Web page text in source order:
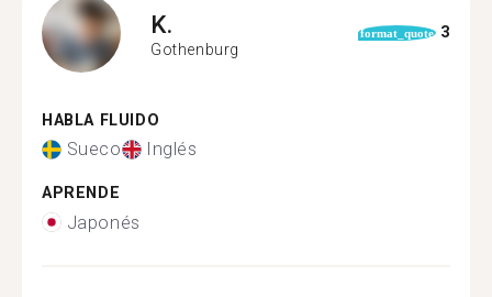
K.
Gothenburg
format_quote 3
HABLA FLUIDO
Sueco Inglés
APRENDE
Japonés